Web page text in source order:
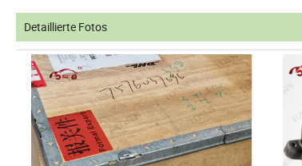
Detaillierte Fotos